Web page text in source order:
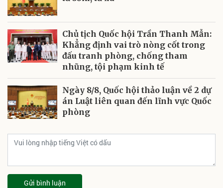
Chủ tịch Quốc hội Trần Thanh Mẫn:
Khẳng định vai trò nòng cốt trong
đấu tranh phòng, chống tham
nhũng, tội phạm kinh tế
Ngày 8/8, Quốc hội thảo luận về 2 dự
án Luật liên quan đến lĩnh vực Quốc
phòng
Gửi bình luận